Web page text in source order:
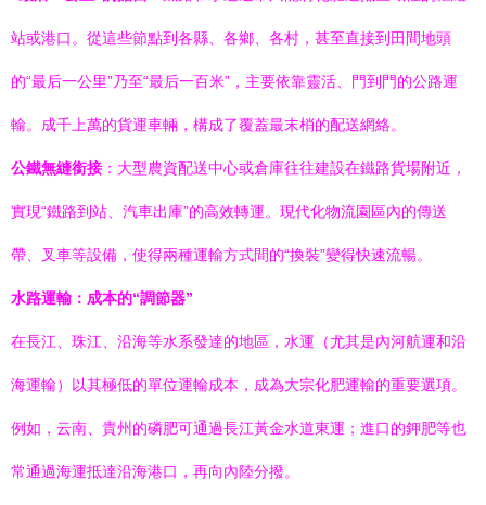
站或港口。從這些節點到各縣、各鄉、各村，甚至直接到田間地頭
的“最后一公里”乃至“最后一百米”，主要依靠靈活、門到門的公路運
輸。成千上萬的貨運車輛，構成了覆蓋最末梢的配送網絡。
公鐵無縫銜接 ：大型農資配送中心或倉庫往往建設在鐵路貨場附近，
實現“鐵路到站、汽車出庫”的高效轉運。現代化物流園區內的傳送
帶、叉車等設備，使得兩種運輸方式間的“換裝”變得快速流暢。
水路運輸：成本的“調節器”
在長江、珠江、沿海等水系發達的地區，水運（尤其是內河航運和沿
海運輸）以其極低的單位運輸成本，成為大宗化肥運輸的重要選項。
例如，云南、貴州的磷肥可通過長江黃金水道東運；進口的鉀肥等也
常通過海運抵達沿海港口，再向內陸分撥。